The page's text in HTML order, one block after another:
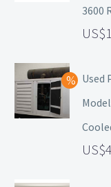
3600
Used